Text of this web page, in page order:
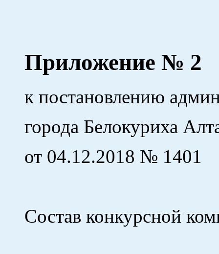
Приложение № 2
к постановлению
города Белокуриха
от 04.12.2018 № 1401
Состав конкурсной